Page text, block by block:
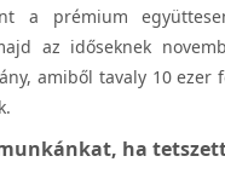
a prémium
az időseknek
amiből tavaly 10 ezer
ha